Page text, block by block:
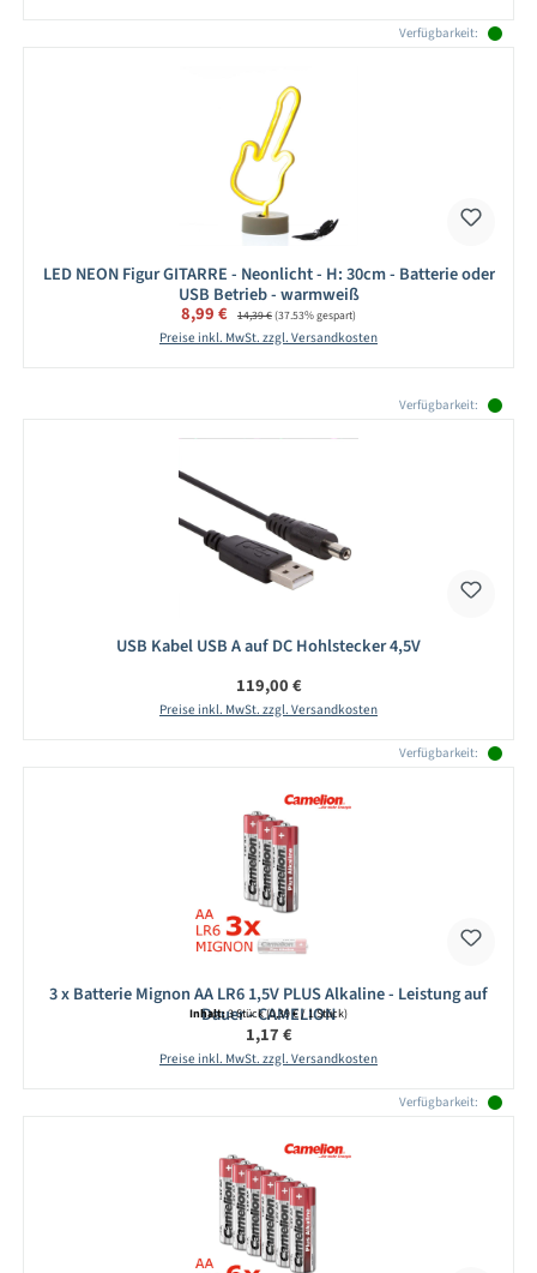
Verfügbarkeit:
LED NEON Figur GITARRE - Neonlicht - H: 30cm - Batterie oder
USB Betrieb - warmweiß
Verkaufspreis:
8,99 € Regulärer Preis:
14,39 €(37.53% gespart)
Preise inkl. MwSt. zzgl. Versandkosten
Verfügbarkeit:
USB Kabel USB A auf DC Hohlstecker 4,5V
Regulärer Preis:
119,00 €
Preise inkl. MwSt. zzgl. Versandkosten
Verfügbarkeit:
3 x Batterie Mignon AA LR6 1,5V PLUS Alkaline - Leistung auf
Dauer - CAMELION
Inhalt:3 Stück(0,39 € / 1 Stück)
Regulärer Preis:
1,17 €
Preise inkl. MwSt. zzgl. Versandkosten
Verfügbarkeit: